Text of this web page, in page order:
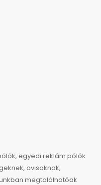
egyedi reklám pólók
ovisoknak,
megtalálhatóak